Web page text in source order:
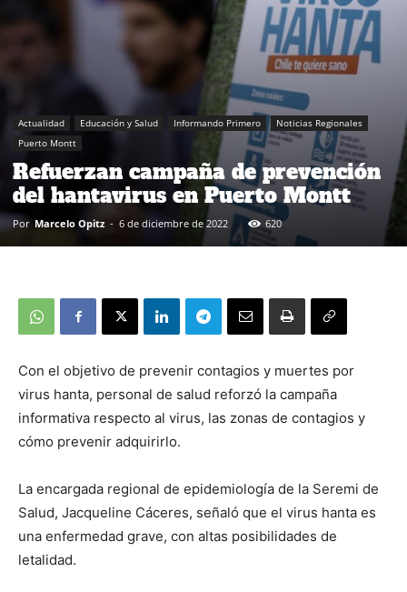
Actualidad Educación y Salud Informando Primero
Noticias Regionales
Puerto Montt
Refuerzan campaña de prevención
del hantavirus en Puerto Montt
Por Marcelo Opitz - 6 de diciembre de 2022 620
Con el objetivo de prevenir contagios y muertes por
virus hanta, personal de salud reforzó la campaña
informativa respecto al virus, las zonas de contagios y
cómo prevenir adquirirlo.
La encargada regional de epidemiología de la Seremi de
Salud, Jacqueline Cáceres, señaló que el virus hanta es
una enfermedad grave, con altas posibilidades de
letalidad.